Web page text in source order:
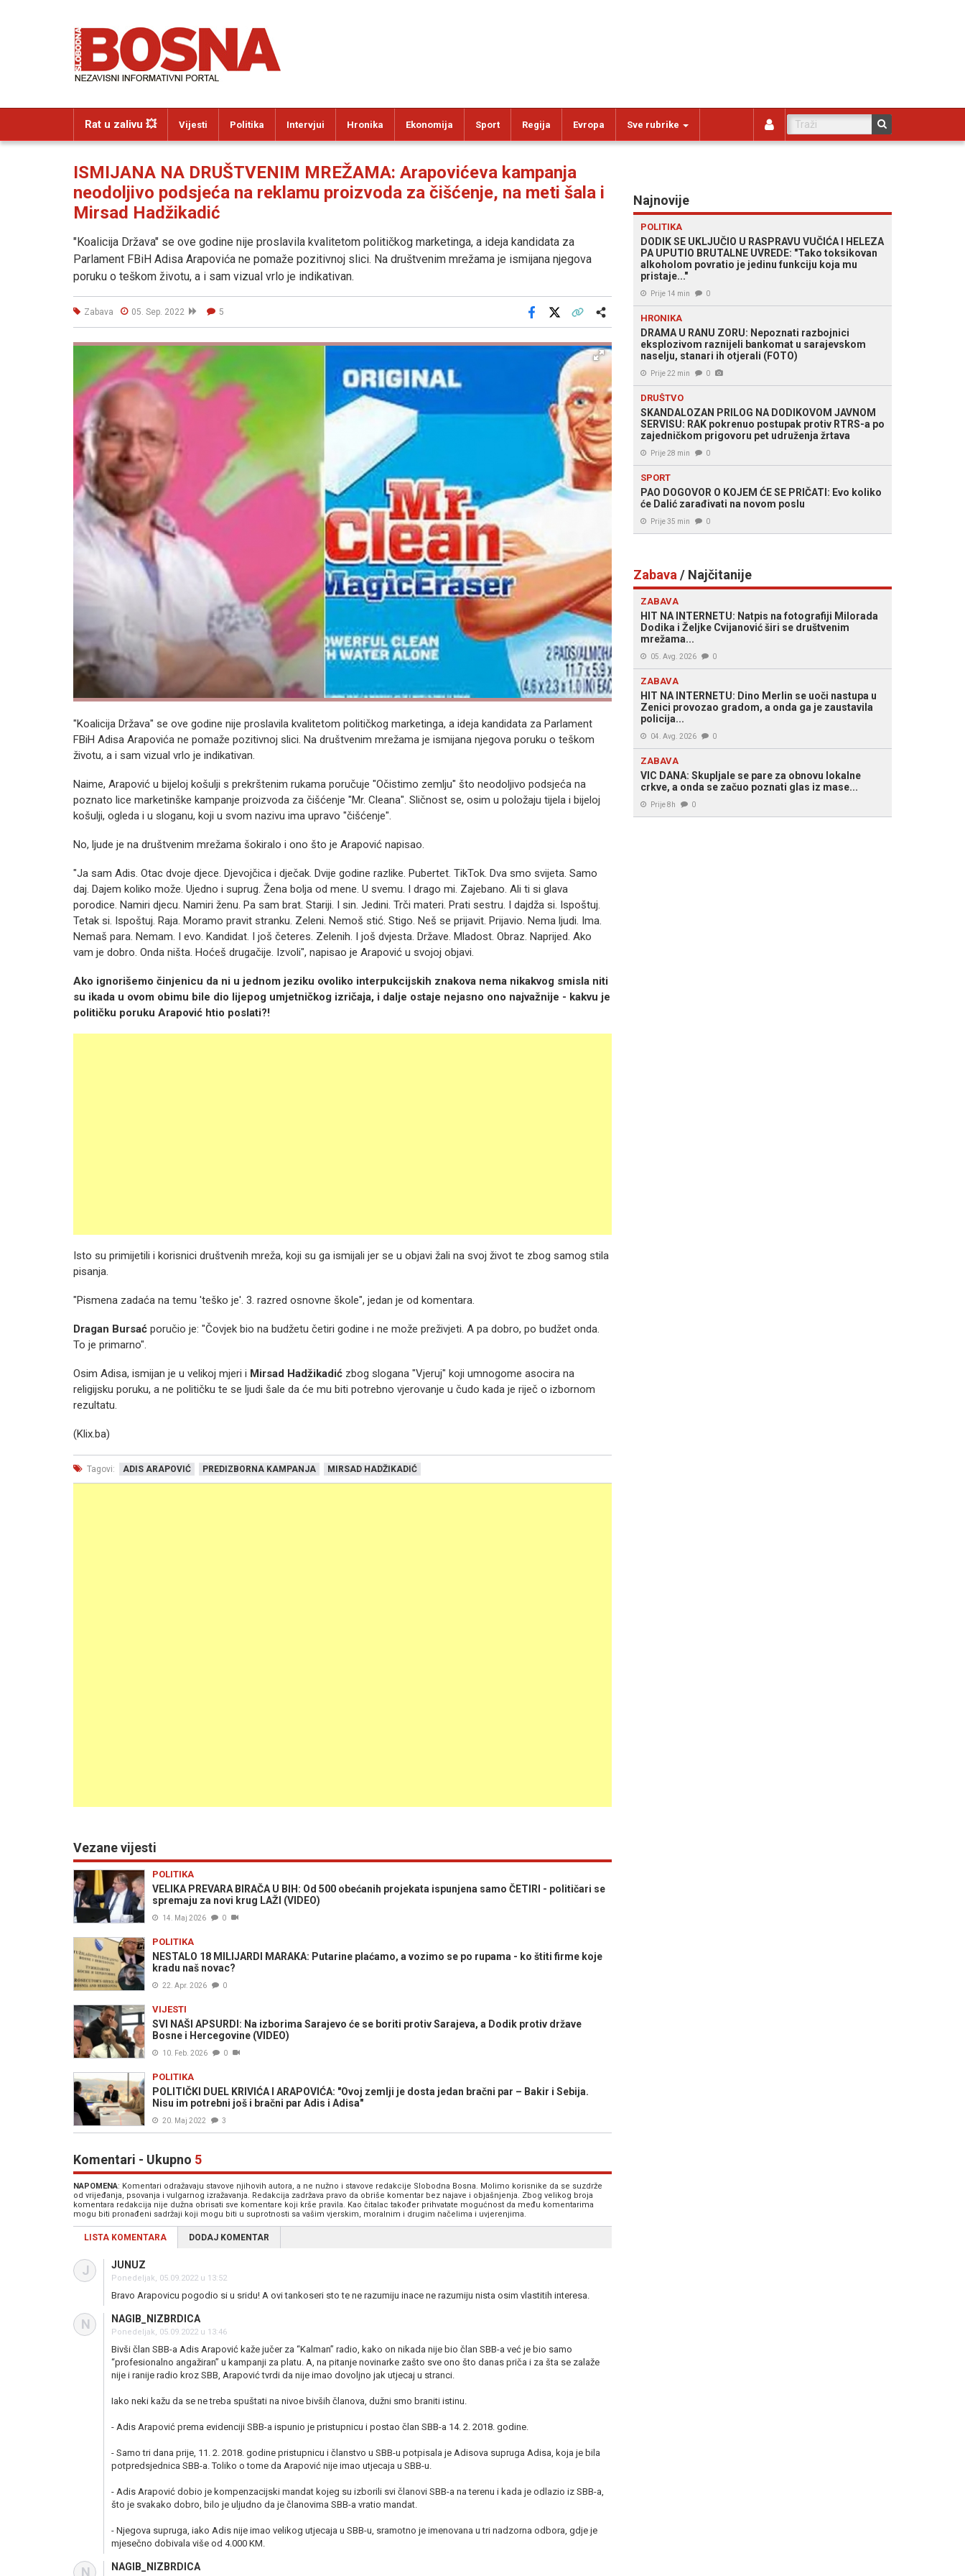
Rat u zalivu 💥 Vijesti Politika Intervjui Hronika Ekonomija Sport Regija Evropa Sve rubrike
ISMIJANA NA DRUŠTVENIM MREŽAMA: Arapovićeva kampanja
neodoljivo podsjeća na reklamu proizvoda za čišćenje, na meti šala i
Mirsad Hadžikadić
"Koalicija Država" se ove godine nije proslavila kvalitetom političkog marketinga, a ideja kandidata za
Parlament FBiH Adisa Arapovića ne pomaže pozitivnoj slici. Na društvenim mrežama je ismijana njegova
poruku o teškom životu, a i sam vizual vrlo je indikativan.
Zabava 05. Sep. 2022 5
Facebook
"Koalicija Država" se ove godine nije proslavila kvalitetom političkog marketinga, a ideja kandidata za Parlament
FBiH Adisa Arapovića ne pomaže pozitivnoj slici. Na društvenim mrežama je ismijana njegova poruku o teškom
životu, a i sam vizual vrlo je indikativan.
Naime, Arapović u bijeloj košulji s prekrštenim rukama poručuje "Očistimo zemlju" što neodoljivo podsjeća na
poznato lice marketinške kampanje proizvoda za čišćenje "Mr. Cleana". Sličnost se, osim u položaju tijela i bijeloj
košulji, ogleda i u sloganu, koji u svom nazivu ima upravo "čišćenje".
No, ljude je na društvenim mrežama šokiralo i ono što je Arapović napisao.
"Ja sam Adis. Otac dvoje djece. Djevojčica i dječak. Dvije godine razlike. Pubertet. TikTok. Dva smo svijeta. Samo
daj. Dajem koliko može. Ujedno i suprug. Žena bolja od mene. U svemu. I drago mi. Zajebano. Ali ti si glava
porodice. Namiri djecu. Namiri ženu. Pa sam brat. Stariji. I sin. Jedini. Trči materi. Prati sestru. I dajdža si. Ispoštuj.
Tetak si. Ispoštuj. Raja. Moramo pravit stranku. Zeleni. Nemoš stić. Stigo. Neš se prijavit. Prijavio. Nema ljudi. Ima.
Nemaš para. Nemam. I evo. Kandidat. I još četeres. Zelenih. I još dvjesta. Države. Mladost. Obraz. Naprijed. Ako
vam je dobro. Onda ništa. Hoćeš drugačije. Izvoli", napisao je Arapović u svojoj objavi.
Ako ignorišemo činjenicu da ni u jednom jeziku ovoliko interpukcijskih znakova nema nikakvog smisla niti
su ikada u ovom obimu bile dio lijepog umjetničkog izričaja, i dalje ostaje nejasno ono najvažnije - kakvu je
političku poruku Arapović htio poslati?!
Isto su primijetili i korisnici društvenih mreža, koji su ga ismijali jer se u objavi žali na svoj život te zbog samog stila
pisanja.
"Pismena zadaća na temu 'teško je'. 3. razred osnovne škole", jedan je od komentara.
Dragan Bursać poručio je: "Čovjek bio na budžetu četiri godine i ne može preživjeti. A pa dobro, po budžet onda.
To je primarno".
Osim Adisa, ismijan je u velikoj mjeri i Mirsad Hadžikadić zbog slogana "Vjeruj" koji umnogome asocira na
religijsku poruku, a ne političku te se ljudi šale da će mu biti potrebno vjerovanje u čudo kada je riječ o izbornom
rezultatu.
(Klix.ba)
Tagovi: ADIS ARAPOVIĆ PREDIZBORNA KAMPANJA MIRSAD HADŽIKADIĆ
Vezane vijesti
POLITIKA
VELIKA PREVARA BIRAČA U BIH: Od 500 obećanih projekata ispunjena samo ČETIRI - političari se
spremaju za novi krug LAŽI (VIDEO)
14. Maj 2026 0
POLITIKA
NESTALO 18 MILIJARDI MARAKA: Putarine plaćamo, a vozimo se po rupama - ko štiti firme koje
kradu naš novac?
22. Apr. 2026 0
VIJESTI
SVI NAŠI APSURDI: Na izborima Sarajevo će se boriti protiv Sarajeva, a Dodik protiv države
Bosne i Hercegovine (VIDEO)
10. Feb. 2026 0
POLITIKA
POLITIČKI DUEL KRIVIĆA I ARAPOVIĆA: "Ovoj zemlji je dosta jedan bračni par – Bakir i Sebija.
Nisu im potrebni još i bračni par Adis i Adisa"
20. Maj 2022 3
Komentari - Ukupno 5
NAPOMENA: Komentari odražavaju stavove njihovih autora, a ne nužno i stavove redakcije Slobodna Bosna. Molimo korisnike da se suzdrže
od vrijeđanja, psovanja i vulgarnog izražavanja. Redakcija zadržava pravo da obriše komentar bez najave i objašnjenja. Zbog velikog broja
komentara redakcija nije dužna obrisati sve komentare koji krše pravila. Kao čitalac također prihvatate mogućnost da među komentarima
mogu biti pronađeni sadržaji koji mogu biti u suprotnosti sa vašim vjerskim, moralnim i drugim načelima i uvjerenjima.
LISTA KOMENTARA DODAJ KOMENTAR
J JUNUZ
Ponedeljak, 05.09.2022 u 13:52
Bravo Arapovicu pogodio si u sridu! A ovi tankoseri sto te ne razumiju inace ne razumiju nista osim vlastitih interesa.
N NAGIB_NIZBRDICA
Ponedeljak, 05.09.2022 u 13:46
Bivši član SBB-a Adis Arapović kaže jučer za “Kalman” radio, kako on nikada nije bio član SBB-a već je bio samo
“profesionalno angažiran” u kampanji za platu. A, na pitanje novinarke zašto sve ono što danas priča i za šta se zalaže
nije i ranije radio kroz SBB, Arapović tvrdi da nije imao dovoljno jak utjecaj u stranci.
Iako neki kažu da se ne treba spuštati na nivoe bivših članova, dužni smo braniti istinu.
- Adis Arapović prema evidenciji SBB-a ispunio je pristupnicu i postao član SBB-a 14. 2. 2018. godine.
- Samo tri dana prije, 11. 2. 2018. godine pristupnicu i članstvo u SBB-u potpisala je Adisova supruga Adisa, koja je bila
potpredsjednica SBB-a. Toliko o tome da Arapović nije imao utjecaja u SBB-u.
- Adis Arapović dobio je kompenzacijski mandat kojeg su izborili svi članovi SBB-a na terenu i kada je odlazio iz SBB-a,
što je svakako dobro, bilo je uljudno da je članovima SBB-a vratio mandat.
- Njegova supruga, iako Adis nije imao velikog utjecaja u SBB-u, sramotno je imenovana u tri nadzorna odbora, gdje je
mjesečno dobivala više od 4.000 KM.
N NAGIB_NIZBRDICA
Najnovije
POLITIKA
DODIK SE UKLJUČIO U RASPRAVU VUČIĆA I HELEZA
PA UPUTIO BRUTALNE UVREDE: "Tako toksikovan
alkoholom povratio je jedinu funkciju koja mu
pristaje..."
Prije 14 min 0
HRONIKA
DRAMA U RANU ZORU: Nepoznati razbojnici
eksplozivom raznijeli bankomat u sarajevskom
naselju, stanari ih otjerali (FOTO)
Prije 22 min 0
DRUŠTVO
SKANDALOZAN PRILOG NA DODIKOVOM JAVNOM
SERVISU: RAK pokrenuo postupak protiv RTRS-a po
zajedničkom prigovoru pet udruženja žrtava
Prije 28 min 0
SPORT
PAO DOGOVOR O KOJEM ĆE SE PRIČATI: Evo koliko
će Dalić zarađivati na novom poslu
Prije 35 min 0
Zabava / Najčitanije
ZABAVA
HIT NA INTERNETU: Natpis na fotografiji Milorada
Dodika i Željke Cvijanović širi se društvenim
mrežama...
05. Avg. 2026 0
ZABAVA
HIT NA INTERNETU: Dino Merlin se uoči nastupa u
Zenici provozao gradom, a onda ga je zaustavila
policija...
04. Avg. 2026 0
ZABAVA
VIC DANA: Skupljale se pare za obnovu lokalne
crkve, a onda se začuo poznati glas iz mase...
Prije 8h 0